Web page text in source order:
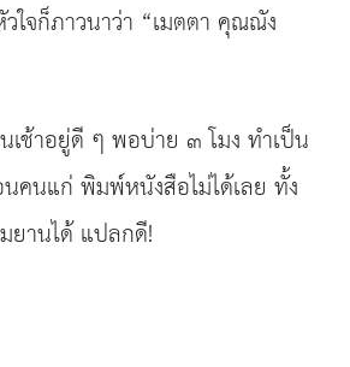
ใจก็ภาวนาว่า “เมตตา คุณณัง
เช้าอยู่ดี ๆ พอบ่าย ๓ โมง ทำเป็น
คนแก่ พิมพ์หนังสือไม่ได้เลย ทั้ง
ยานได้ แปลกดี!